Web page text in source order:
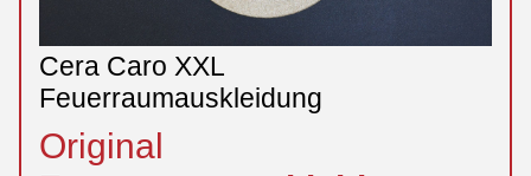
Cera Caro XXL
Feuerraumauskleidung
Original